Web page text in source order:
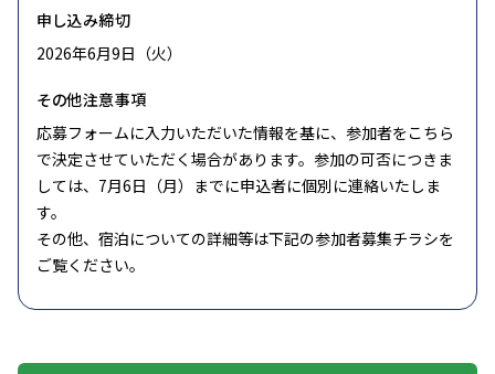
申し込み締切
2026年6月9日（火）
その他注意事項
応募フォームに入力いただいた情報を基に、参加者をこちら
で決定させていただく場合があります。参加の可否につきま
しては、7月6日（月）までに申込者に個別に連絡いたしま
す。
その他、宿泊についての詳細等は下記の参加者募集チラシを
ご覧ください。